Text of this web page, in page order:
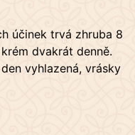
účinek trvá zhruba 8
dvakrát denně.
vyhlazená, vrásky